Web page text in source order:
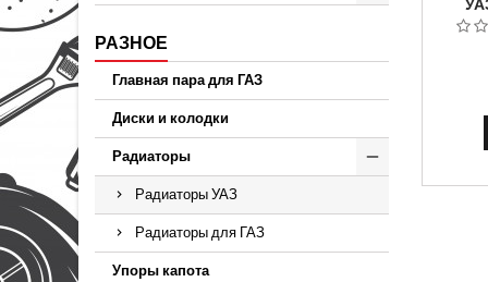
РАЗНОЕ
Главная пара для ГАЗ
Диски и колодки
Радиаторы
Радиаторы УАЗ
Радиаторы для ГАЗ
Упоры капота